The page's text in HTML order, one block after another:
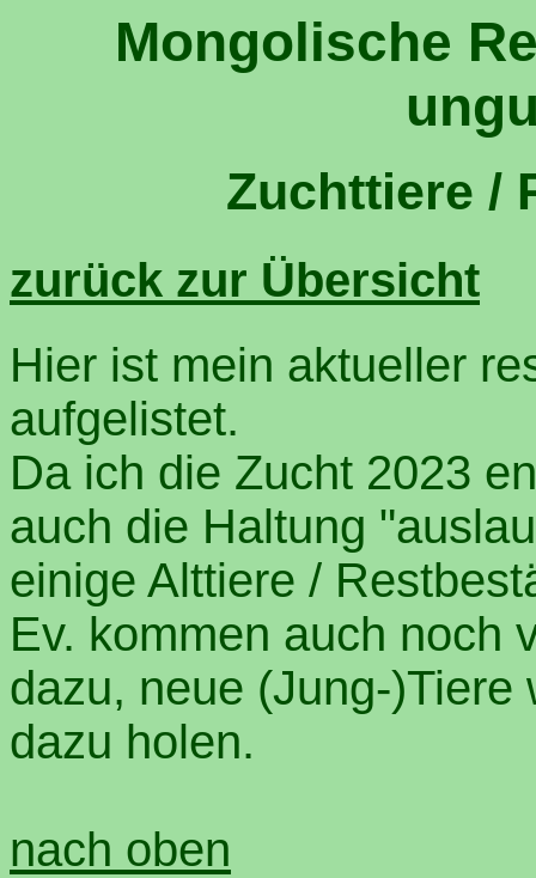
Mongolische
Zuchttiere /
zurück zur Übersicht
Hier ist mein aktueller
aufgelistet.
Da ich die Zucht 2023
auch die Haltung
einige Alttiere /
Ev. kommen auch noch
dazu, neue (Jung-
dazu holen.
nach oben